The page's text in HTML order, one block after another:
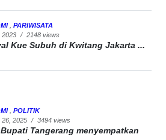
PARIWISATA
2023 / 2148 views
Kue Subuh di Kwitang Jakarta ...
POLITIK
26, 2025 / 3494 views
Tangerang menyempatkan